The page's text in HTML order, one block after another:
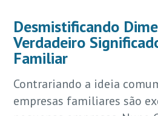
Desmistificando
Verdadeiro
Familiar
Contrariando a ideia
empresas familiares são